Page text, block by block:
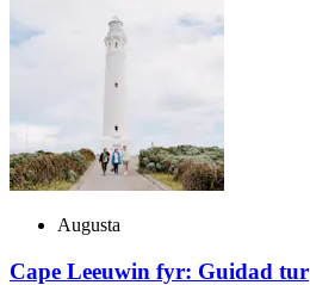
Augusta
Cape Leeuwin fyr: Guidad tur